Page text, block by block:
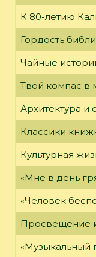
К 80-летию
Гордость
Чайные
Твой компас в
Архитектура и
Классики
Культурная
«Мне в день
«Человек
Просвещение
«Музыкальный